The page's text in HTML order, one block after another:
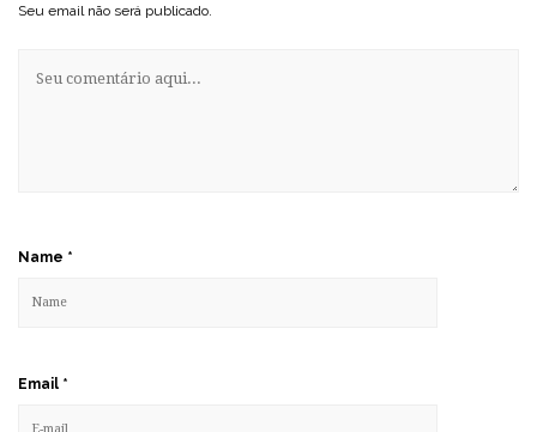
Seu email não será publicado.
Name *
Email *